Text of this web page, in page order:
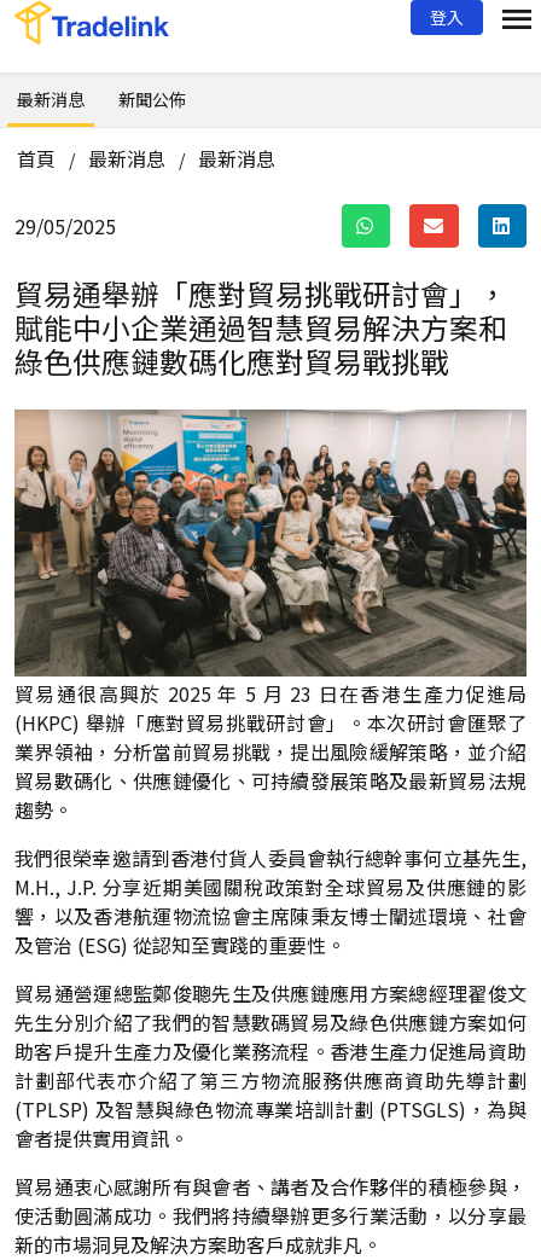
登入
最新消息 新聞公佈
首頁 / 最新消息 / 最新消息
29/05/2025
貿易通舉辦「應對貿易挑戰研討會」，
賦能中小企業通過智慧貿易解決方案和
綠色供應鏈數碼化應對貿易戰挑戰
貿易通很高興於 2025 年 5 月 23 日在香港生產力促進局
(HKPC) 舉辦「應對貿易挑戰研討會」。本次研討會匯聚了
業界領袖，分析當前貿易挑戰，提出風險緩解策略，並介紹
貿易數碼化、供應鏈優化、可持續發展策略及最新貿易法規
趨勢。
我們很榮幸邀請到香港付貨人委員會執行總幹事何立基先生,
M.H., J.P. 分享近期美國關稅政策對全球貿易及供應鏈的影
響，以及香港航運物流協會主席陳秉友博士闡述環境、社會
及管治 (ESG) 從認知至實踐的重要性。
貿易通營運總監鄭俊聰先生及供應鏈應用方案總經理翟俊文
先生分別介紹了我們的智慧數碼貿易及綠色供應鏈方案如何
助客戶提升生產力及優化業務流程。香港生產力促進局資助
計劃部代表亦介紹了第三方物流服務供應商資助先導計劃
(TPLSP) 及智慧與綠色物流專業培訓計劃 (PTSGLS)，為與
會者提供實用資訊。
貿易通衷心感謝所有與會者、講者及合作夥伴的積極參與，
使活動圓滿成功。我們將持續舉辦更多行業活動，以分享最
新的市場洞見及解決方案助客戶成就非凡。